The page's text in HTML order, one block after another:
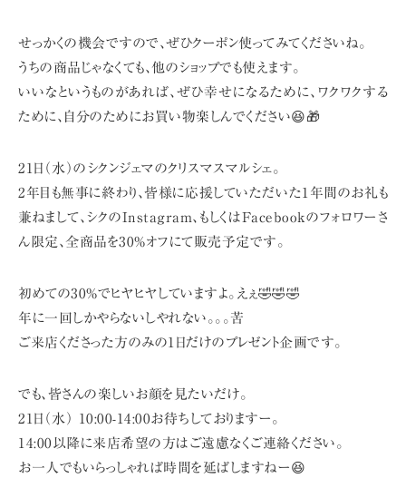
せっかくの機会ですので、ぜひクーポン使ってみてくださいね。
うちの商品じゃなくても、他のショップでも使えます。
いいなというものがあれば、ぜひ幸せになるために、ワクワクする
ために、 自分のためにお買い物楽しんでください😆🎁
21日（水）のシクンジェマのクリスマスマルシェ。
2年目も無事に終わり、皆様に応援していただいた1年間のお礼も
兼ねまして、 シクのInstagram、もしくはFacebookのフォロワーさ
ん限定、全商品を30%オフにて販売予定です。
初めての30%でヒヤヒヤしていますよ。えぇ🤣🤣🤣
年に一回しかやらないしやれない。。。苦
ご来店くださった方のみの1日だけのプレゼント企画です。
でも、皆さんの楽しいお顔を見たいだけ。
21日（水） 10:00-14:00お待ちしておりますー。
14:00以降に来店希望の方はご遠慮なくご連絡ください。
お一人でもいらっしゃれば時間を延ばしますねー😆